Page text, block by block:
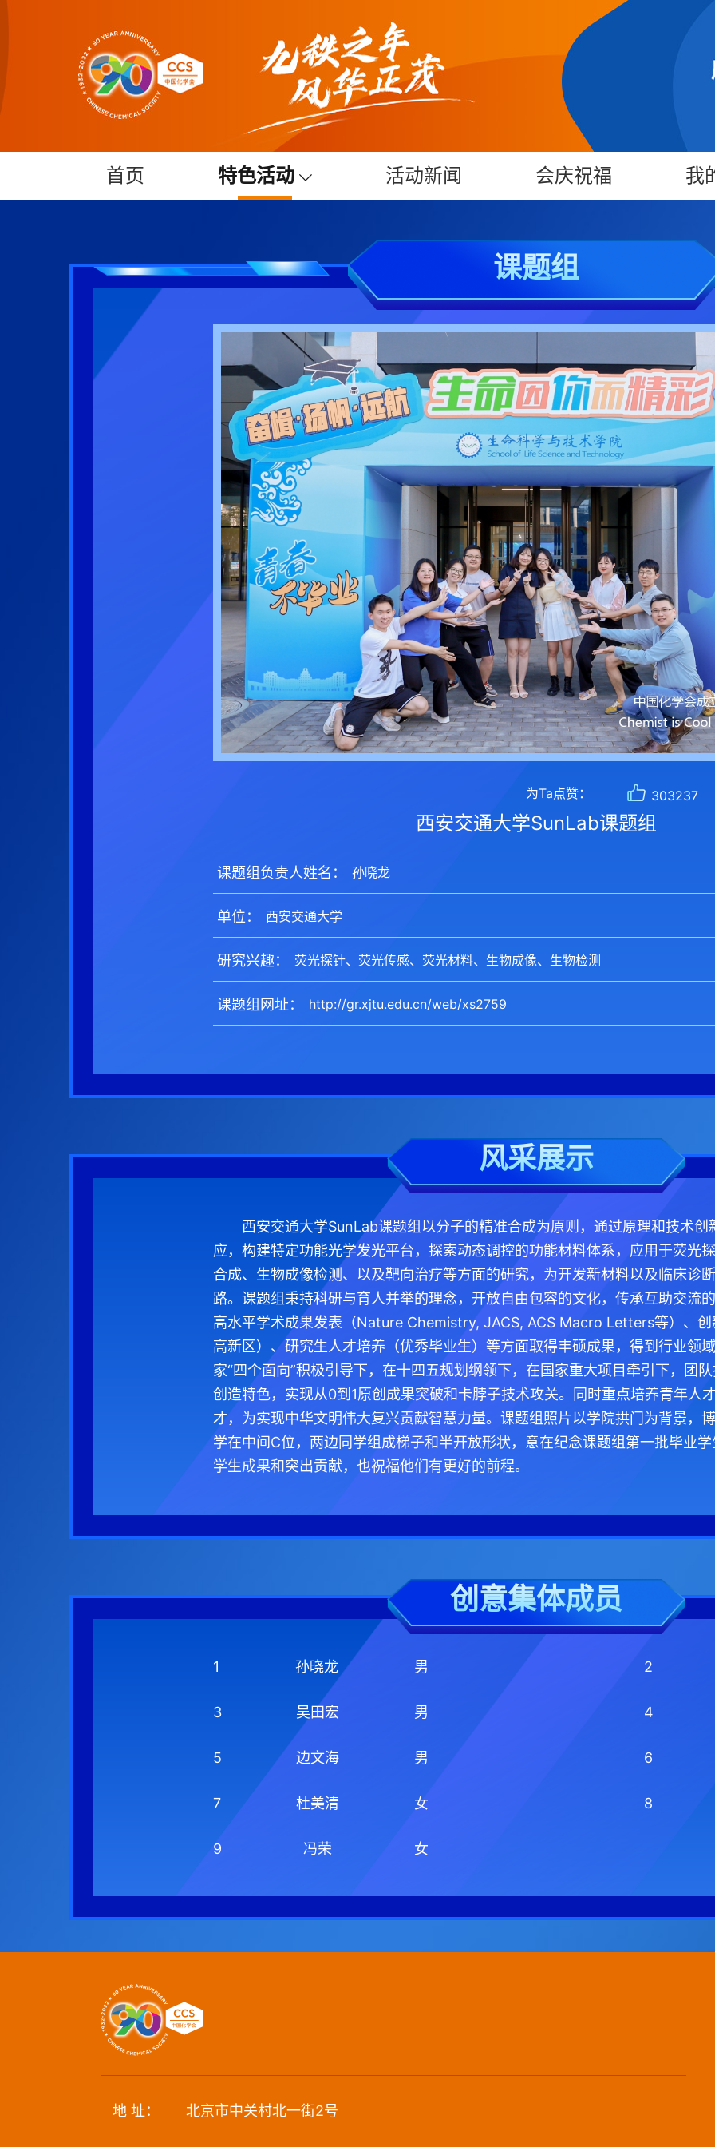
首页 特色活动 活动新闻 会庆祝福 我
课题组
为Ta点赞： 303237
西安交通大学SunLab课题组
课题组负责人姓名：
单位：
研究兴趣：
课题组网址：
风采展示
西安交通大学SunLab课题组以分子的精准合成为原则，通过原理和技术创
应，构建特定功能光学发光平台，探索动态调控的功能材料体系，应用于荧光
合成、生物成像检测、以及靶向治疗等方面的研究，为开发新材料以及临床诊
路。课题组秉持科研与育人并举的理念，开放自由包容的文化，传承互助交流
高水平学术成果发表（Nature Chemistry, JACS, ACS Macro Letters等）、
高新区）、研究生人才培养（优秀毕业生）等方面取得丰硕成果，得到行业领
家“四个面向”积极引导下，在十四五规划纲领下，在国家重大项目牵引下，团
创造特色，实现从0到1原创成果突破和卡脖子技术攻关。同时重点培养青年人
才，为实现中华文明伟大复兴贡献智慧力量。课题组照片以学院拱门为背景，
学在中间C位，两边同学组成梯子和半开放形状，意在纪念课题组第一批毕业
学生成果和突出贡献，也祝福他们有更好的前程。
创意集体成员
1 孙晓龙 男 2
3 吴田宏 男 4
5 边文海 男 6
7 杜美清 女 8
9 冯荣 女
地 址： 北京市中关村北一街2号